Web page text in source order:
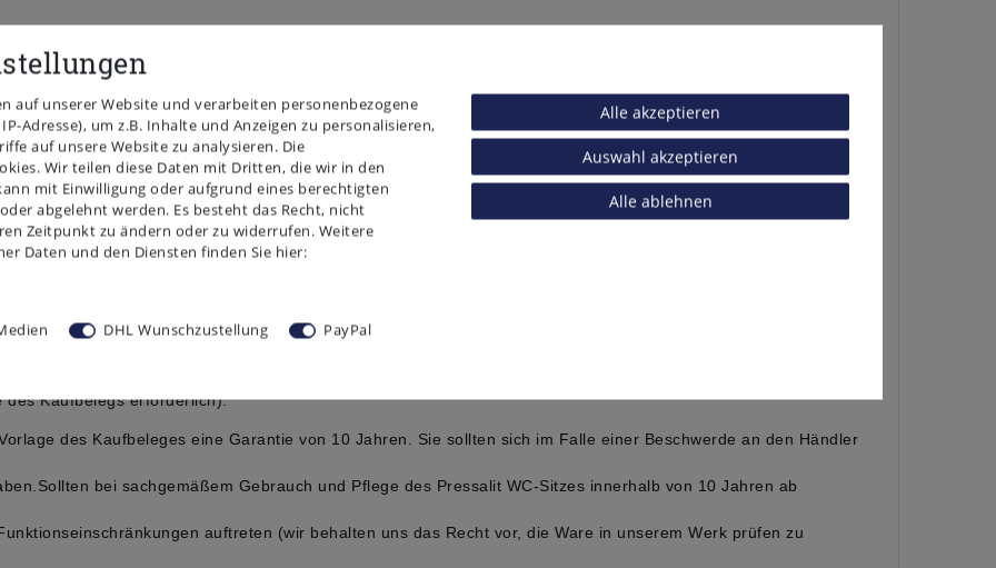
eine milde Seifenlösung.
Sitz und Scharniere zurückbleibt.
mit einem weichen Tuch.
mit WC-Reinigern bzw. chlorhaltigen,
kann zu Beschädigungen bzw. Flugrost führen.
WC-Sitz und Deckel hochgeklappt sind, bis das Reinigungsmittel weggespült ist.
Ry, Dänemark.
Kaufbelegs erforderlich).
des Kaufbeleges eine Garantie von 10 Jahren. Sie sollten sich im Falle einer Beschwerde an den Händler
bei sachgemäßem Gebrauch und Pflege des Pressalit WC-Sitzes innerhalb von 10 Jahren ab
auftreten (wir behalten uns das Recht vor, die Ware in unserem Werk prüfen zu
auf unserer Website und verarbeiten personenbezogene
Adresse), um z.B. Inhalte und Anzeigen zu personalisieren,
auf unsere Website zu analysieren. Die
Wir teilen diese Daten mit Dritten, die wir in den
mit Einwilligung oder aufgrund eines berechtigten
abgelehnt werden. Es besteht das Recht, nicht
Zeitpunkt zu ändern oder zu widerrufen. Weitere
Daten und den Diensten finden Sie hier:
DHL Wunschzustellung
PayPal
Alle akzeptieren
Auswahl akzeptieren
Alle ablehnen